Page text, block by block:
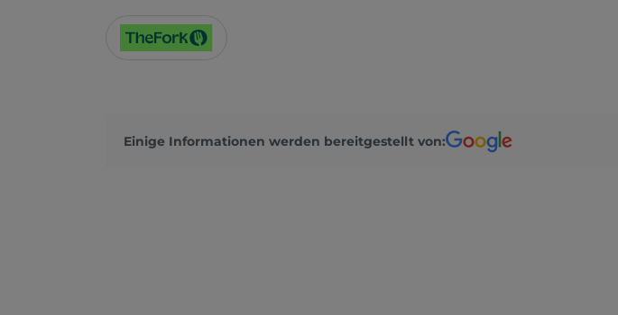
Einige Informationen werden bereitgestellt von: